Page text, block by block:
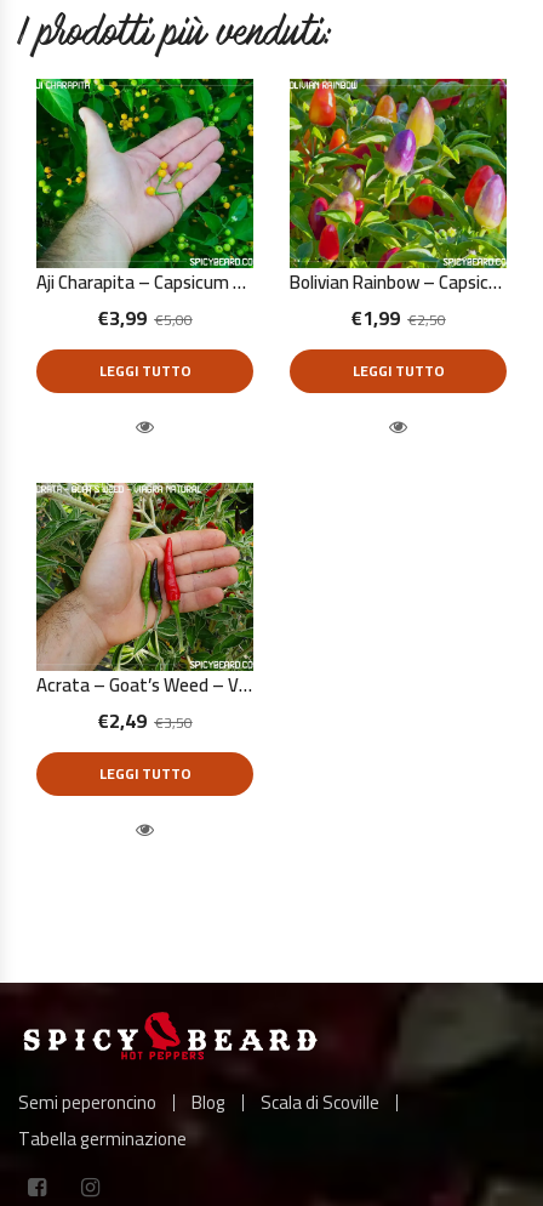
I prodotti più venduti:
Aji Charapita – Capsicum Chinense – 10 Semi Puri
€5,00
€3,99
LEGGI TUTTO
Bolivian Rainbow – Capsicum Annuum – 10 Semi Puri
€2,50
€1,99
LEGGI TUTTO
Acrata – Goat’s Weed – Viagra Natural – Capsicum Annuum – 10 Semi Puri
€3,50
€2,49
LEGGI TUTTO
Semi peperoncino Blog
Scala di Scoville
Tabella germinazione